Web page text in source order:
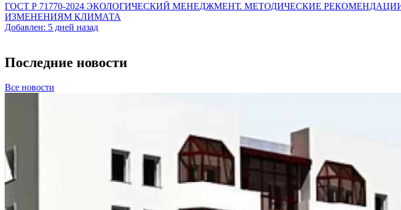
ГОСТ Р 71770-2024 ЭКОЛОГИЧЕСКИЙ МЕНЕДЖМЕНТ. МЕТОДИЧЕСКИЕ
ИЗМЕНЕНИЯМ КЛИМАТА
Добавлен: 5 дней назад
Последние новости
Все новости